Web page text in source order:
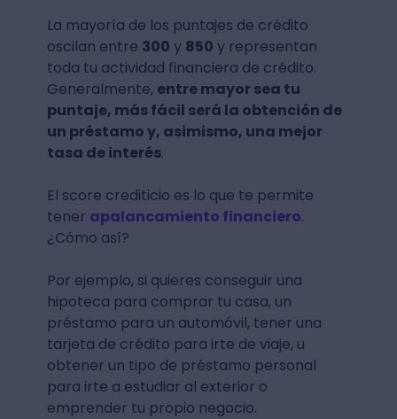
La mayoría de los puntajes de crédito
oscilan entre 300 y 850 y representan
toda tu actividad financiera de crédito.
Generalmente, entre mayor sea tu
puntaje, más fácil será la obtención de
un préstamo y, asimismo, una mejor
tasa de interés.
El score crediticio es lo que te permite
tener apalancamiento financiero.
¿Cómo así?
Por ejemplo, si quieres conseguir una
hipoteca para comprar tu casa, un
préstamo para un automóvil, tener una
tarjeta de crédito para irte de viaje, u
obtener un tipo de préstamo personal
para irte a estudiar al exterior o
emprender tu propio negocio.